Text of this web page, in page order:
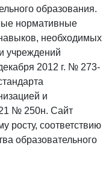
образования.
нормативные
необходимых
учреждений
2012 г. № 273-
и
№ 250н. Сайт
росту, соответствию
образовательного